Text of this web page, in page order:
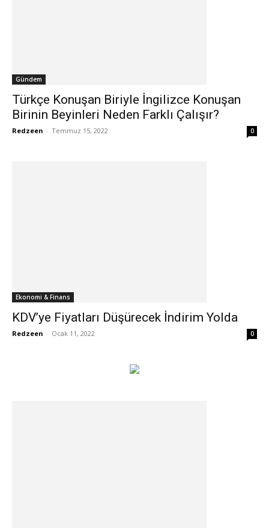
Gündem
Türkçe Konuşan Biriyle İngilizce Konuşan
Birinin Beyinleri Neden Farklı Çalışır?
Redzeen - Temmuz 15, 2022 0
Ekonomi & Finans
KDV’ye Fiyatları Düşürecek İndirim Yolda
Redzeen - Ocak 11, 2022 0